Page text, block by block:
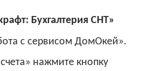
Бухгалтерия СНТ»
с сервисом ДомОкей».
нажмите кнопку